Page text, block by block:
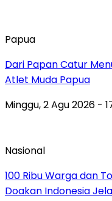
Papua
Dari Papan Catur
Atlet Muda Papua
Minggu, 2 Agu 2026 -
Nasional
100 Ribu Warga dan
Doakan Indonesia